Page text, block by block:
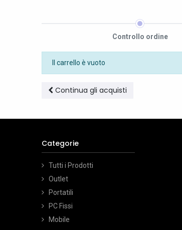
Controllo ordine
Il carrello è vuoto
Continua gli acquisti
Categorie
Tutti i Prodotti
Outlet
Portatili
PC Fissi
Mobile